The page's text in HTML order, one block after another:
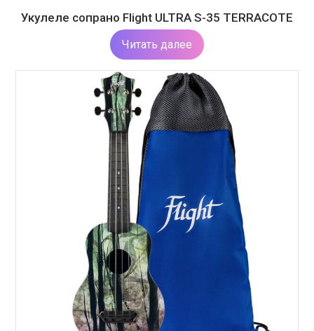
Укулеле сопрано Flight ULTRA S-35 TERRACOTE
Читать далее